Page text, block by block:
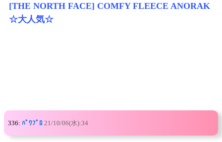
[THE NORTH FACE] COMFY FLEECE ANORAK
☆大人気☆
336: ﾊﾟﾜﾌﾟﾛ 21/10/06(水):34